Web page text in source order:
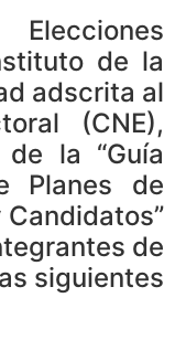
de la
adscrita al
(CNE),
la “Guía
Planes de
de
siguientes